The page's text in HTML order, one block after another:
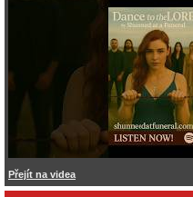
Přejít na videa